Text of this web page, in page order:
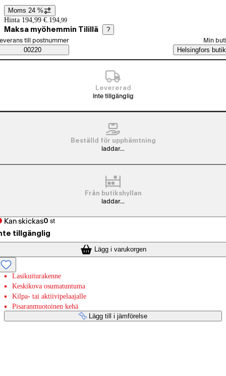
Prisinformation
Moms 24 %
Hinta 194,99 €. 194,99
Maksa myöhemmin Tilillä ?
Saatavuustiedot
beställningssätt
till postnummer
00220
Min
Helsingfors butik
Levererad
Inte tillgänglig
Beställd för upphämtning
laddar...
Från butikshyllan
laddar...
Kan skickas0 st
tillgänglig
Lägg i varukorgen
Lasikuiturakenne
Keskikova osumatuntuma
Kilpa- tai aktiivipelaajalle
Pisaranmuotoinen kehä
Lägg till i jämförelse